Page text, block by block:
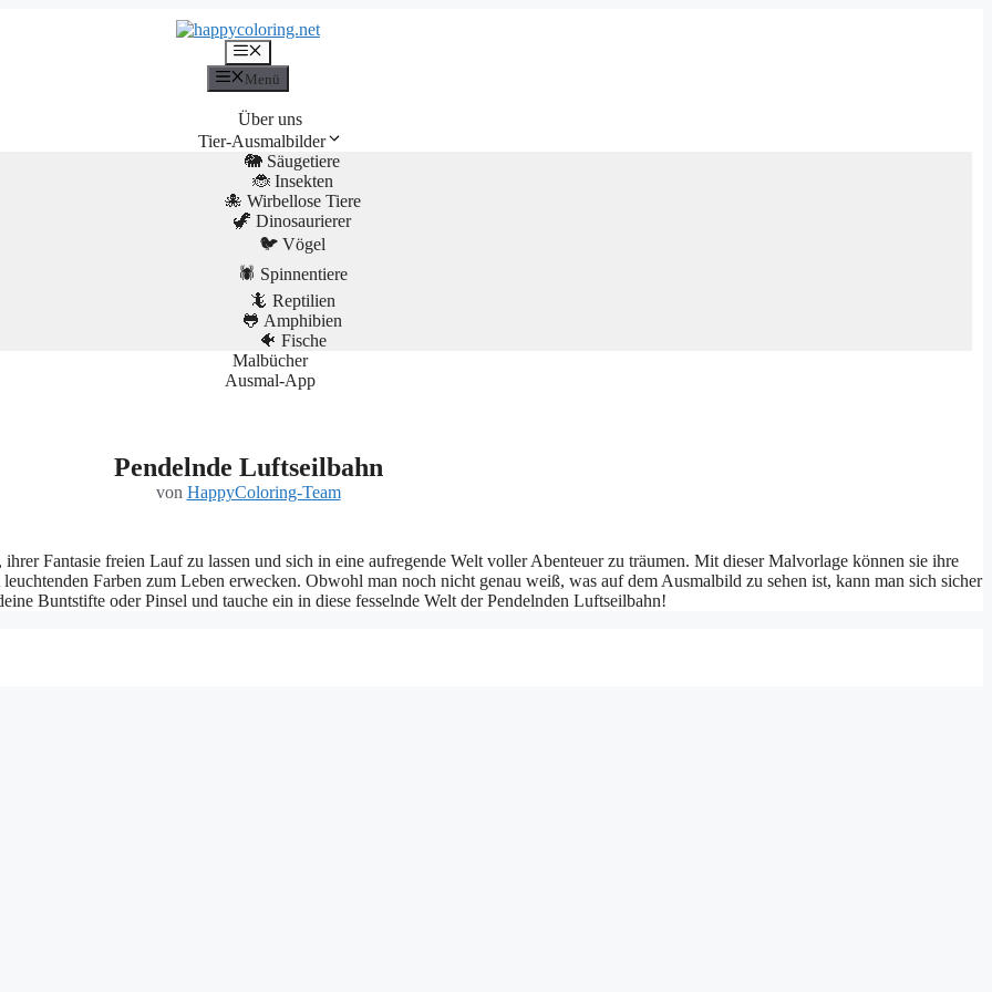
Menü
Über uns
Tier-Ausmalbilder
🐘 Säugetiere
🐞 Insekten
🐙 Wirbellose Tiere
🦖 Dinosaurierer
🐦 Vögel
🕷️ Spinnentiere
🦎 Reptilien
🐸 Amphibien
🐠 Fische
Malbücher
Ausmal-App
Pendelnde Luftseilbahn
von HappyColoring-Team
Fantasie freien Lauf zu lassen und sich in eine aufregende Welt voller Abenteuer zu träumen. Mit dieser Malvorlage können sie ihre
Farben zum Leben erwecken. Obwohl man noch nicht genau weiß, was auf dem Ausmalbild zu sehen ist, kann man sich sicher
Buntstifte oder Pinsel und tauche ein in diese fesselnde Welt der Pendelnden Luftseilbahn!